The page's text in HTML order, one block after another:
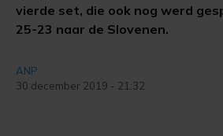
vierde set, die ook nog werd
25-23 naar de Slovenen.
ANP
30 december 2019 - 21:32